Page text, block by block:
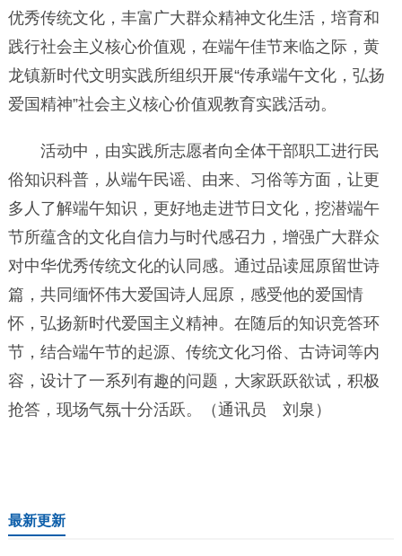
优秀传统文化，丰富广大群众精神文化生活，培育和
践行社会主义核心价值观，在端午佳节来临之际，黄
龙镇新时代文明实践所组织开展“传承端午文化，弘扬
爱国精神”社会主义核心价值观教育实践活动。
活动中，由实践所志愿者向全体干部职工进行民
俗知识科普，从端午民谣、由来、习俗等方面，让更
多人了解端午知识，更好地走进节日文化，挖潜端午
节所蕴含的文化自信力与时代感召力，增强广大群众
对中华优秀传统文化的认同感。通过品读屈原留世诗
篇，共同缅怀伟大爱国诗人屈原，感受他的爱国情
怀，弘扬新时代爱国主义精神。在随后的知识竞答环
节，结合端午节的起源、传统文化习俗、古诗词等内
容，设计了一系列有趣的问题，大家跃跃欲试，积极
抢答，现场气氛十分活跃。（通讯员 刘泉）
最新更新